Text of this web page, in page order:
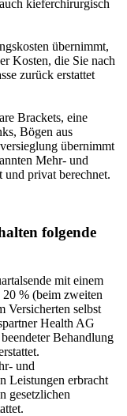
kieferchirurgisch
übernimmt,
Kosten, die Sie nach
zurück erstattet
Brackets, eine
Bögen aus
übernimmt
Mehr- und
privat berechnet.
folgende
mit einem
20 % (beim zweiten
Versicherten selbst
Health AG
Behandlung
und
Leistungen erbracht
gesetzlichen